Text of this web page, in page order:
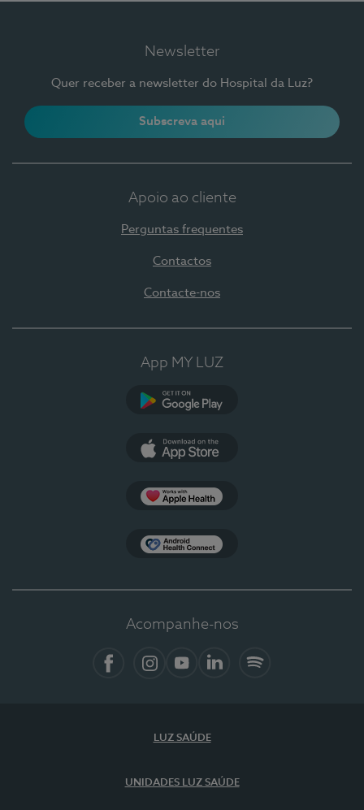
Newsletter
Quer receber a newsletter do Hospital da Luz?
Subscreva aqui
Apoio ao cliente
Perguntas frequentes
Contactos
Contacte-nos
App MY LUZ
Acompanhe-nos
LUZ SAÚDE
UNIDADES LUZ SAÚDE